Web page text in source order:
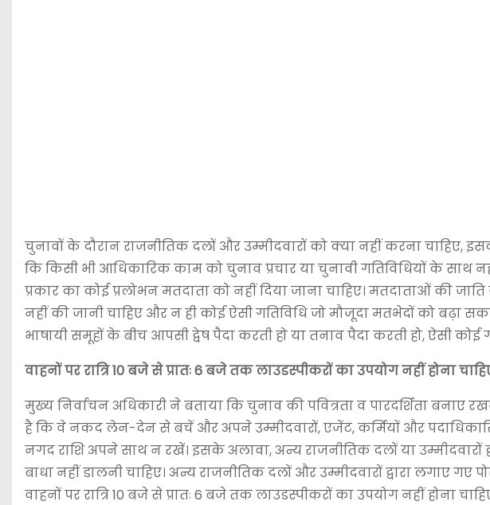
चुनावों के दौरान राजनीतिक दलों और उम्मीदवारों को क्या नहीं करना चाहिए,
कि किसी भी आधिकारिक काम को चुनाव प्रचार या चुनावी गतिविधियों के साथ
प्रकार का कोई प्रलोभन मतदाता को नहीं दिया जाना चाहिए। मतदाताओं की
नहीं की जानी चाहिए और न ही कोई ऐसी गतिविधि जो मौजूदा मतभेदों को बढ़ा
भाषायी समूहों के बीच आपसी द्वेष पैदा करती हो या तनाव पैदा करती हो, ऐसी कोई
वाहनों पर रात्रि 10 बजे से प्रातः 6 बजे तक लाउडस्पीकरों का उपयोग नहीं होना
मुख्य निर्वाचन अधिकारी ने बताया कि चुनाव की पवित्रता व पारदर्शिता बनाए
है कि वे नकद लेन-देन से बचें और अपने उम्मीदवारों, एजेंट, कर्मियों और
नगद राशि अपने साथ न रखें। इसके अलावा, अन्य राजनीतिक दलों या उम्मीदवारों
बाधा नहीं डालनी चाहिए। अन्य राजनीतिक दलों और उम्मीदवारों द्वारा लगाए गए
वाहनों पर रात्रि 10 बजे से प्रातः 6 बजे तक लाउडस्पीकरों का उपयोग नहीं होना